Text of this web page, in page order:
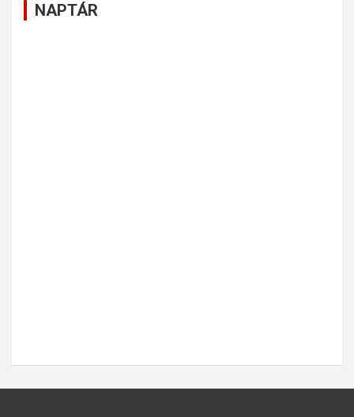
NAPTÁR